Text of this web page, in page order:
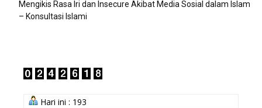
Mengikis Rasa Iri dan Insecure Akibat Media Sosial dalam Islam
– Konsultasi Islami
Hari ini : 193